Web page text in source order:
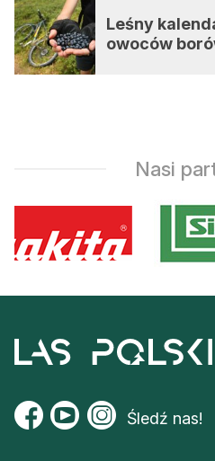
Leśny
owoców
Nasi
Śledź nas!